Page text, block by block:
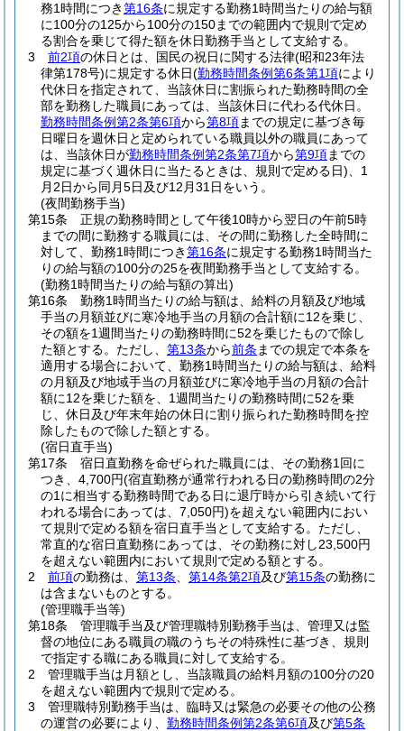
務1時間につき第16条に規定する勤務1時間当たりの給与額
に100分の125から100分の150までの範囲内で規則で定め
る割合を乗じて得た額を休日勤務手当として支給する。
3
前2項の休日とは、国民の祝日に関する法律(昭和23年法
律第178号)に規定する休日(勤務時間条例第6条第1項により
代休日を指定されて、当該休日に割振られた勤務時間の全
部を勤務した職員にあっては、当該休日に代わる代休日。
勤務時間条例第2条第6項から第8項までの規定に基づき毎
日曜日を週休日と定められている職員以外の職員にあって
は、当該休日が勤務時間条例第2条第7項から第9項までの
規定に基づく週休日に当たるときは、規則で定める日) 、1
月2日から同月5日及び12月31日をいう。
(夜間勤務手当)
第15条
正規の勤務時間として午後10時から翌日の午前5時
までの間に勤務する職員には、その間に勤務した全時間に
対して、勤務1時間につき第16条に規定する勤務1時間当た
りの給与額の100分の25を夜間勤務手当として支給する。
(勤務1時間当たりの給与額の算出)
第16条
勤務1時間当たりの給与額は、給料の月額及び地域
手当の月額並びに寒冷地手当の月額の合計額に12を乗じ、
その額を1週間当たりの勤務時間に52を乗じたもので除し
た額とする。 ただし、 第13条から前条 までの規定で本条を
適用する場合において、勤務1時間当たりの給与額は、給料
の月額及び地域手当の月額並びに寒冷地手当の月額の合計
額に12を乗じた額を、1週間当たりの勤務時間に52を乗
じ、休日及び年末年始の休日に割り振られた勤務時間を控
除したもので除した額とする。
(宿日直手当)
第17条
宿日直勤務を命ぜられた職員には、その勤務1回に
つき、4,700円(宿直勤務が通常行われる日の勤務時間の2分
の1に相当する勤務時間である日に退庁時から引き続いて行
われる場合にあっては、7,050円)を超えない範囲内におい
て規則で定める額を宿日直手当として支給する。 ただし、
常直的な宿日直勤務にあっては、その勤務に対し23,500円
を超えない範囲内において規則で定める額とする。
2
前項の勤務は、 第13条 第14条第2項及び第15条の勤務に
は含まないものとする。
(管理職手当等)
第18条
管理職手当及び管理職特別勤務手当は、管理又は監
督の地位にある職員の職のうちその特殊性に基づき、規則
で指定する職にある職員に対して支給する。
2
管理職手当は月額とし、当該職員の給料月額の100分の20
を超えない範囲内で規則で定める。
3
管理職特別勤務手当は、臨時又は緊急の必要その他の公務
の運営の必要により、 勤務時間条例第2条第6項及び第5条